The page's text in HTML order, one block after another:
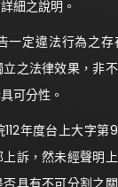
細之說明。
一定違法行為之
之法律效果，非
可分性。
年度台上大字第
訴，然未經聲明
具有不可分割之